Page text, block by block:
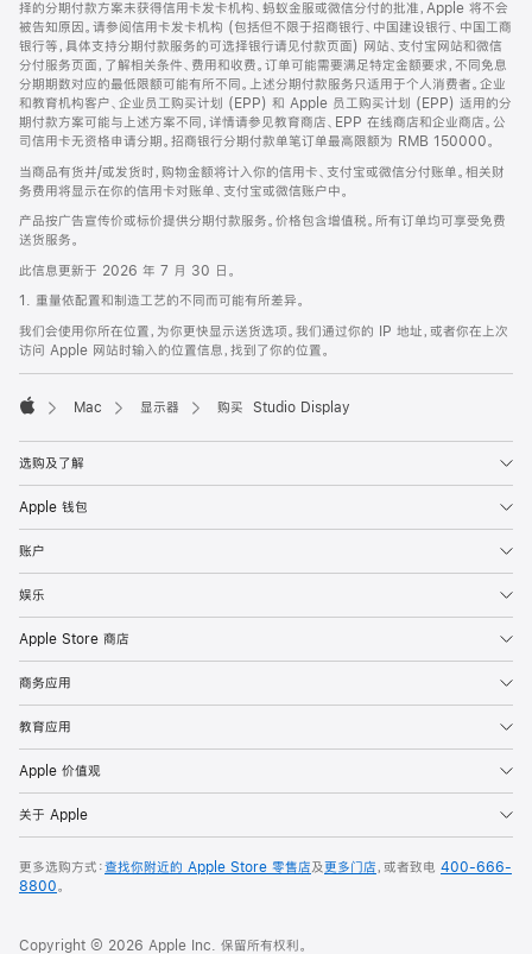
择的分期付款方案未获得信用卡发卡机构、蚂蚁金服或微信分付的批准，Apple 将不会
被告知原因。请参阅信用卡发卡机构 (包括但不限于招商银行、中国建设银行、中国工商
银行等，具体支持分期付款服务的可选择银行请见付款页面) 网站、支付宝网站和微信
分付服务页面，了解相关条件、费用和收费。订单可能需要满足特定金额要求，不同免息
分期期数对应的最低限额可能有所不同。上述分期付款服务只适用于个人消费者。企业
和教育机构客户、企业员工购买计划 (EPP) 和 Apple 员工购买计划 (EPP) 适用的分
期付款方案可能与上述方案不同，详情请参见教育商店、EPP 在线商店和企业商店。公
司信用卡无资格申请分期。招商银行分期付款单笔订单最高限额为 RMB 150000。
当商品有货并/或发货时，购物金额将计入你的信用卡、支付宝或微信分付账单。相关财
务费用将显示在你的信用卡对账单、支付宝或微信账户中。
产品按广告宣传价或标价提供分期付款服务。价格包含增值税。所有订单均可享受免费
送货服务。
此信息更新于 2026 年 7 月 30 日。
1. 重量依配置和制造工艺的不同而可能有所差异。
我们会使用你所在位置，为你更快显示送货选项。我们通过你的 IP 地址，或者你在上次
访问 Apple 网站时输入的位置信息，找到了你的位置。
Mac 显示器 购买 Studio Display
选购及了解
Apple 钱包
账户
娱乐
Apple Store 商店
商务应用
教育应用
Apple 价值观
关于 Apple
更多选购方式：查找你附近的 Apple Store 零售店及更多门店，或者致电 400-666-
8800。
Copyright © 2026 Apple Inc. 保留所有权利。